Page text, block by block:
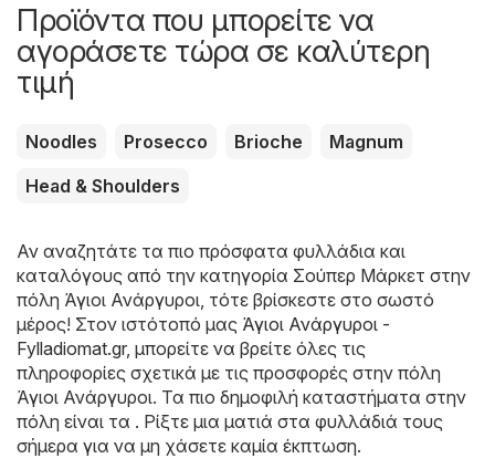
Προϊόντα που μπορείτε να
αγοράσετε τώρα σε καλύτερη
τιμή
Noodles Prosecco Brioche
Magnum
Head & Shoulders
Αν αναζητάτε τα πιο πρόσφατα φυλλάδια και
καταλόγους από την κατηγορία Σούπερ Μάρκετ στην
πόλη Άγιοι Ανάργυροι, τότε βρίσκεστε στο σωστό
μέρος! Στον ιστότοπό μας Άγιοι Ανάργυροι -
Fylladiomat.gr, μπορείτε να βρείτε όλες τις
πληροφορίες σχετικά με τις προσφορές στην πόλη
Άγιοι Ανάργυροι. Τα πιο δημοφιλή καταστήματα στην
πόλη είναι τα . Ρίξτε μια ματιά στα φυλλάδιά τους
σήμερα για να μη χάσετε καμία έκπτωση.